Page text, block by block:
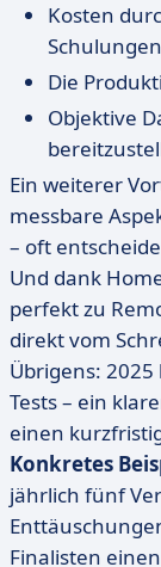
Kosten
Die
Objektive
Ein weiterer
messbare
– oft
Und dank
perfekt zu
direkt vom
Übrigens:
Tests – ein
einen
Konkretes
jährlich fünf
Finalisten